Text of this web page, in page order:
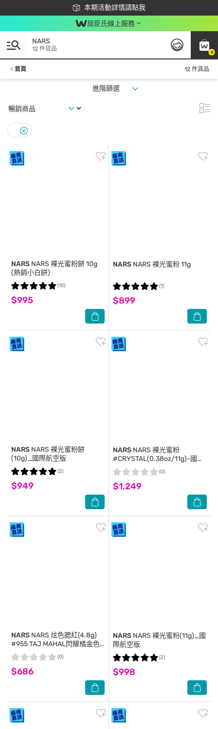
本期活動詳情請點我
下載app最高回饋$350
屈臣氏線上服務
0
NARS
12 件貨品
首頁 12 件貨品
進階篩選
NARS NARS 裸光蜜粉餅 10g
(熱銷小白餅)
$995
(10)
NARS NARS 裸光蜜粉 11g
$899
(1)
NARS NARS 裸光蜜粉餅
(10g)_國際航空版
$949
(2)
NARS NARS 裸光蜜粉
#CRYSTAL(0.38oz/11g)-國際
航空版
$1,249
(0)
NARS NARS 炫色腮紅(4.8g)
#955 TAJ MAHAL閃耀橘金色_
國際航空版
$686
(0)
NARS NARS 裸光蜜粉(11g)_國
際航空版
$998
(2)